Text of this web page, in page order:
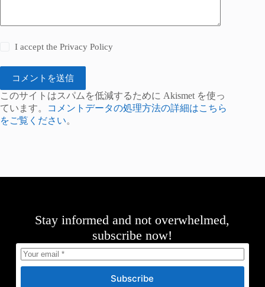
I accept thePrivacy Policy
コメントを送信
このサイトはスパムを低減するために Akismet を使っ
ています。
コメントデータの処理方法の詳細はこちら
をご覧ください。
Stay informed and not overwhelmed,
subscribe now!
Subscribe